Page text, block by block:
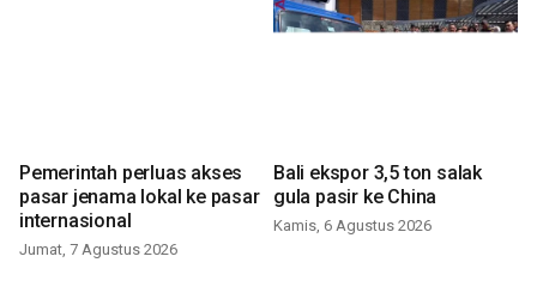
Pemerintah perluas akses
pasar jenama lokal ke pasar
internasional
Jumat, 7 Agustus 2026
Bali ekspor 3,5 ton salak
gula pasir ke China
Kamis, 6 Agustus 2026